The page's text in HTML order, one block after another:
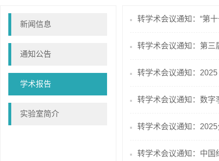
新闻信息
通知公告
学术报告
实验室简介
转学术会议通知：“第
转学术会议通知：第三
转学术会议通知：
转学术会议通知：数字
转学术会议通知：
转学术会议通知：中国